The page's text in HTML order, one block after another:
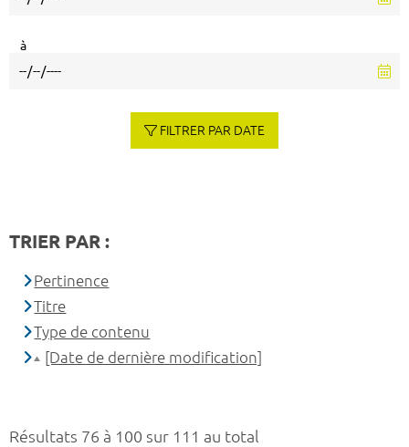
Résultats 76 à 100 sur 111 au total
à
FILTRER PAR DATE
TRIER PAR :
Pertinence
Titre
Type de contenu
[Date de dernière modification]